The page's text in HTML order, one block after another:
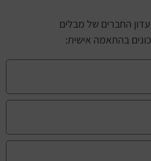
החברים של מבלים
בהתאמה אישית: